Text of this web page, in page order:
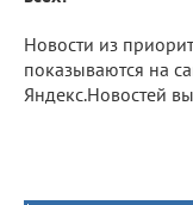
Новости из
показываются на
Яндекс.Новостей